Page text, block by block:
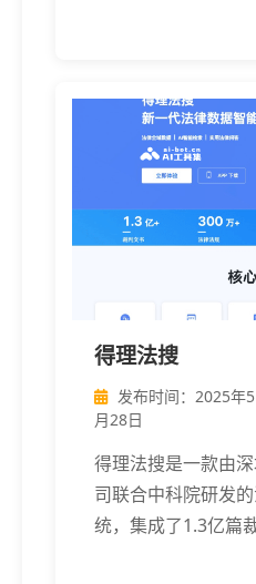
得理法搜
发布时间：2025年5
月28日
得理法搜是一款由
司联合中科院研发
统，集成了1.3亿篇